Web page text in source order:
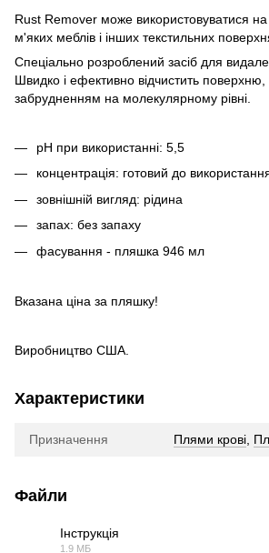
Rust Remover може використовуватися
м'яких меблів і інших текстильних
Спеціально розроблений засіб для
Швидко і ефективно відчистить
забрудненням на молекулярному рівні.
рH при використанні: 5,5
концентрація: готовий до
зовнішній вигляд: рідина
запах: без запаху
фасування - пляшка 946 мл
Вказана ціна за пляшку!
Виробництво США.
Характеристики
Призначення Плями крові
Файли
Інструкція
1.9 МБ